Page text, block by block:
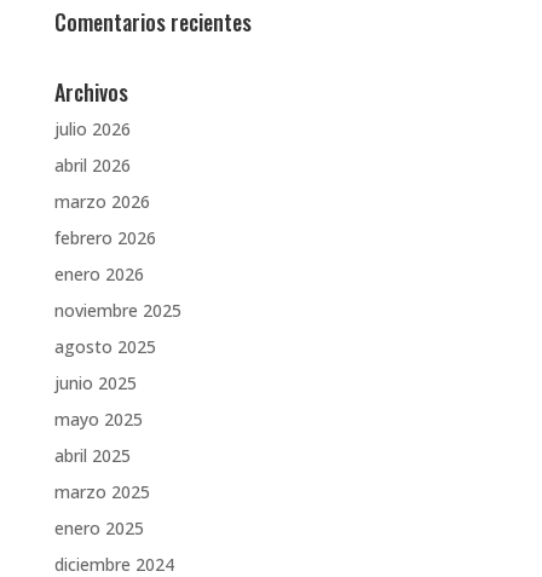
Comentarios recientes
Archivos
julio 2026
abril 2026
marzo 2026
febrero 2026
enero 2026
noviembre 2025
agosto 2025
junio 2025
mayo 2025
abril 2025
marzo 2025
enero 2025
diciembre 2024